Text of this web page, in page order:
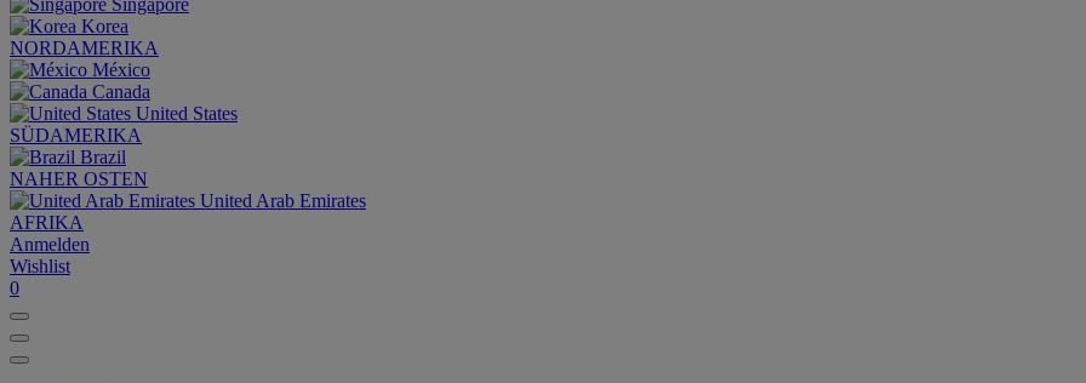
Singapore
Korea
NORDAMERIKA
México
Canada
United States
SÜDAMERIKA
Brazil
NAHER OSTEN
United Arab Emirates
AFRIKA
Anmelden
Wishlist
0